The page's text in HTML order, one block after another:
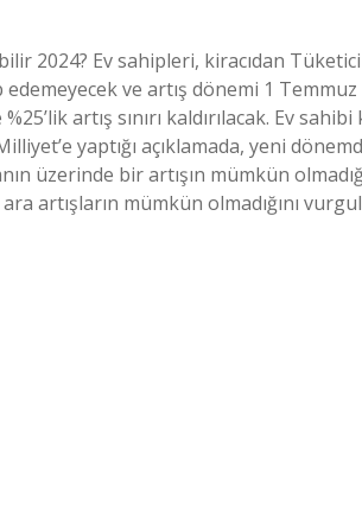
2024? Ev sahipleri, kiracıdan Tüketici
ve artış dönemi 1
artış sınırı kaldırılacak. Ev
yaptığı açıklamada, yeni
üzerinde bir artışın mümkün
ara artışların mümkün olmadığını